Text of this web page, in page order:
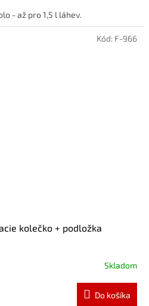
- až pro 1,5 l láhev.
kolečko + podložka
Skladom
Do košíka
Kód: F-966